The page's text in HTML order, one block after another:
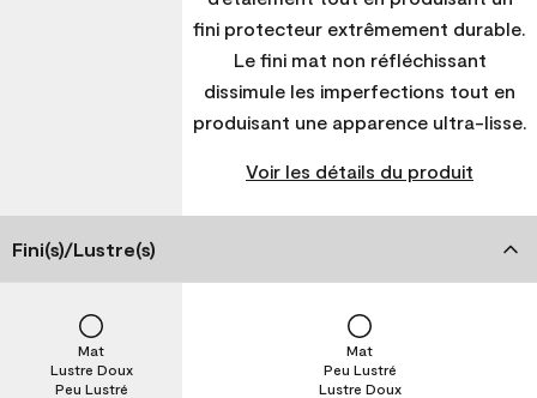
fini protecteur extrêmement durable.
Le fini mat non réfléchissant
dissimule les imperfections tout en
produisant une apparence ultra-lisse.
Voir les détails du produit
Fini(s)/Lustre(s)
Peu Lustré
Lustre Doux
Mat
Lustre Doux
Peu Lustré
Mat